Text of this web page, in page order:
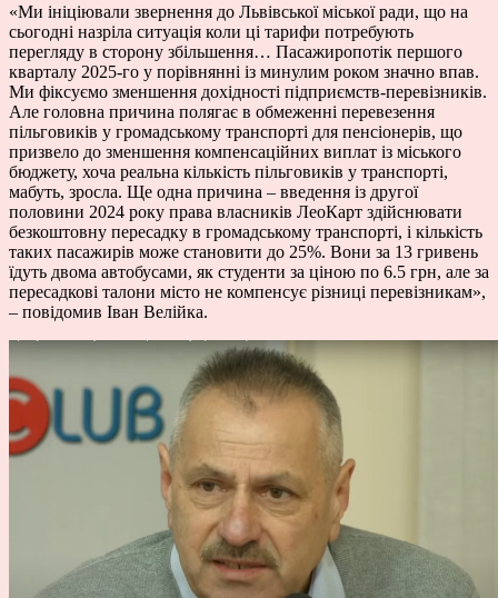
«Ми ініціювали звернення до Львівської міської ради, що на
сьогодні назріла ситуація коли ці тарифи потребують
перегляду в сторону збільшення… Пасажиропотік першого
кварталу 2025-го у порівнянні із минулим роком значно впав.
Ми фіксуємо зменшення дохідності підприємств-перевізників.
Але головна причина полягає в обмеженні перевезення
пільговиків у громадському транспорті для пенсіонерів, що
призвело до зменшення компенсаційних виплат із міського
бюджету, хоча реальна кількість пільговиків у транспорті,
мабуть, зросла. Ще одна причина – введення із другої
половини 2024 року права власників ЛеоКарт здійснювати
безкоштовну пересадку в громадському транспорті, і кількість
таких пасажирів може становити до 25%. Вони за 13 гривень
їдуть двома автобусами, як студенти за ціною по 6.5 грн, але за
пересадкові талони місто не компенсує різниці перевізникам»,
– повідомив Іван Велійка.